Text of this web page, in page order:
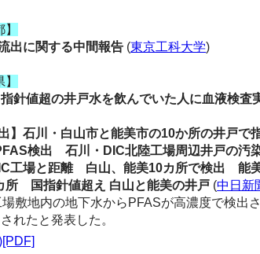
出に関する中間報告 (東京工科大学)
針値超の井戸水を飲んでいた人に血液検査
石川・白山市と能美市の10か所の井戸で
検出 石川・DIC北陸工場周辺井戸の汚
場と距離 白山、能美10カ所で検出 能美
国指針値超え 白山と能美の井戸 (中日新
敷地内の地下水からPFASが高濃度で検出
れたと発表した。